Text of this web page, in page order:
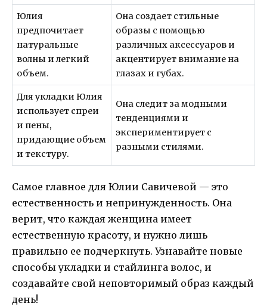
Юлия
предпочитает
натуральные
волны и легкий
объем.
Она создает стильные
образы с помощью
различных аксессуаров и
акцентирует внимание на
глазах и губах.
Для укладки Юлия
использует спреи
и пены,
придающие объем
и текстуру.
Она следит за модными
тенденциями и
экспериментирует с
разными стилями.
Самое главное для Юлии Савичевой — это
естественность и непринужденность. Она
верит, что каждая женщина имеет
естественную красоту, и нужно лишь
правильно ее подчеркнуть. Узнавайте новые
способы укладки и стайлинга волос, и
создавайте свой неповторимый образ каждый
день!